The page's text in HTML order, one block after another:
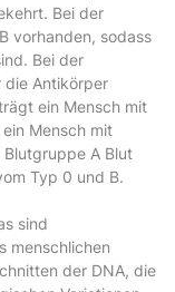
Bei der
vorhanden, sodass
Bei der
die Antikörper
ein Mensch mit
Mensch mit
A Blut
Typ 0 und B.
sind
menschlichen
der DNA, die